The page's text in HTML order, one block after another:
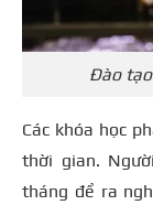
Đào
Các khóa học
thời gian.
tháng để ra